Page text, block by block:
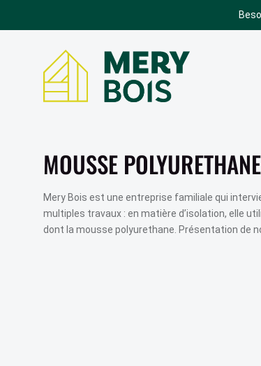
BARDAGE ACCOYA
BARDAGE BOIS
BARDAGE SIVALBP
BARDAGE TRESPA
TERRASSE
TERRASSE
MOUSSE POLYURETHANE
Mery Bois est une entreprise familiale qui
multiples travaux : en matière d’isolation, elle
dont la mousse polyurethane. Présentation de